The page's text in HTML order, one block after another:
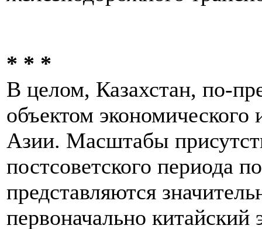
* * *
В целом, Казахстан, по-
объектом
Азии. Масштабы
постсоветского периода
представляются
первоначально китайский